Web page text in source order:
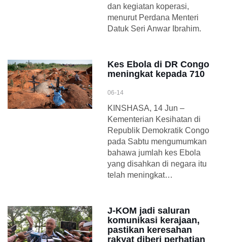
dan kegiatan koperasi,
menurut Perdana Menteri
Datuk Seri Anwar Ibrahim.
Kes Ebola di DR Congo
meningkat kepada 710
06-14
KINSHASA, 14 Jun –
Kementerian Kesihatan di
Republik Demokratik Congo
pada Sabtu mengumumkan
bahawa jumlah kes Ebola
yang disahkan di negara itu
telah meningkat…
J-KOM jadi saluran
komunikasi kerajaan,
pastikan keresahan
rakyat diberi perhatian